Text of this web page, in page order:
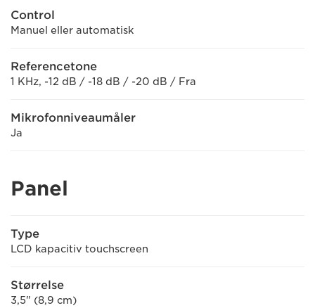
Control
Manuel eller automatisk
Referencetone
1 KHz, -12 dB / -18 dB / -20 dB / Fra
Mikrofonniveaumåler
Ja
Panel
Type
LCD kapacitiv touchscreen
Størrelse
3,5" (8,9 cm)